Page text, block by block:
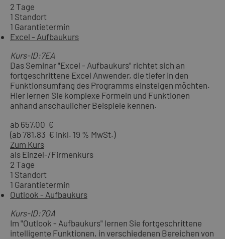
2 Tage
1 Standort
1 Garantietermin
Excel - Aufbaukurs
Kurs-ID:7EA
Das Seminar "Excel - Aufbaukurs" richtet sich an
fortgeschrittene Excel Anwender, die tiefer in den
Funktionsumfang des Programms einsteigen möchten.
Hier lernen Sie komplexe Formeln und Funktionen
anhand anschaulicher Beispiele kennen.
ab 657,00 €
(ab 781,83 € inkl. 19 % MwSt.)
Zum Kurs
als Einzel-/Firmenkurs
2 Tage
1 Standort
1 Garantietermin
Outlook - Aufbaukurs
Kurs-ID:7OA
Im "Outlook - Aufbaukurs" lernen Sie fortgeschrittene
intelligente Funktionen, in verschiedenen Bereichen von